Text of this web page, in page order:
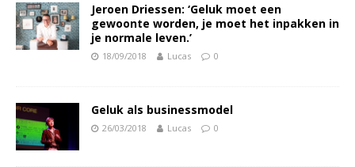
Jeroen Driessen: ‘Geluk moet een
gewoonte worden, je moet het inpakken in
je normale leven.’
18/09/2018 Lucas 0
Geluk als businessmodel
26/03/2018 Lucas 0